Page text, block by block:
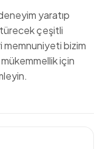
yaratıp
çeşitli
bizim
mükemmellik için